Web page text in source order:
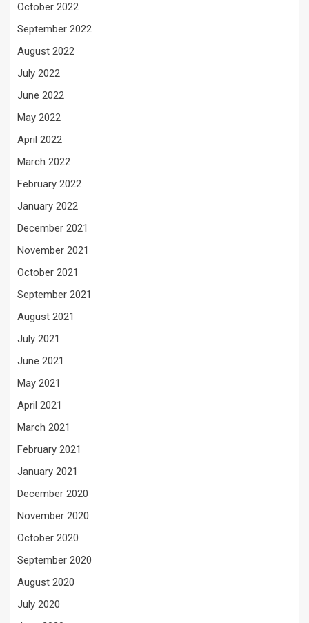
October 2022
September 2022
August 2022
July 2022
June 2022
May 2022
April 2022
March 2022
February 2022
January 2022
December 2021
November 2021
October 2021
September 2021
August 2021
July 2021
June 2021
May 2021
April 2021
March 2021
February 2021
January 2021
December 2020
November 2020
October 2020
September 2020
August 2020
July 2020